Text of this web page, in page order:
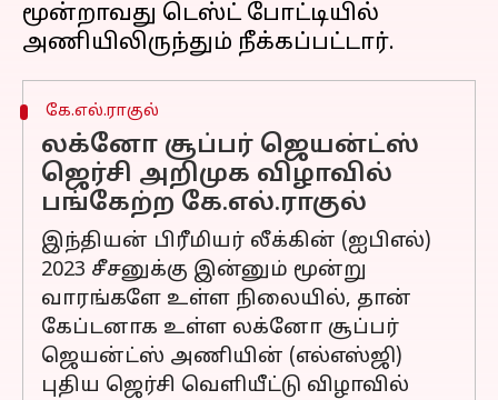
மூன்றாவது டெஸ்ட் போட்டியில்
கே.எல்.ராகுல்
லக்னோ சூப்பர் ஜெயன்ட்ஸ்
ஜெர்சி அறிமுக விழாவில்
பங்கேற்ற கே.எல்.ராகுல்
இந்தியன் பிரீமியர் லீக்கின் (ஐபிஎல்)
2023 சீசனுக்கு இன்னும் மூன்று
வாரங்களே உள்ள நிலையில், தான்
கேப்டனாக உள்ள லக்னோ சூப்பர்
ஜெயன்ட்ஸ் அணியின் (எல்எஸ்ஜி)
புதிய ஜெர்சி வெளியீட்டு விழாவில்